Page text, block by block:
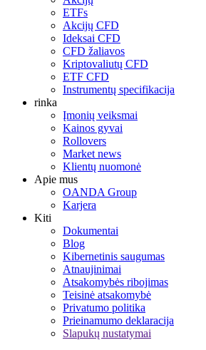
ETFs
Akcijų CFD
Ideksai CFD
CFD žaliavos
Kriptovaliutų CFD
ETF CFD
Instrumentų specifikacija
rinka
Įmonių veiksmai
Kainos gyvai
Rollovers
Market news
Klientų nuomonė
Apie mus
OANDA Group
Karjera
Kiti
Dokumentai
Blog
Kibernetinis saugumas
Atnaujinimai
Atsakomybės ribojimas
Teisinė atsakomybė
Privatumo politika
Prieinamumo deklaracija
Slapukų nustatymai